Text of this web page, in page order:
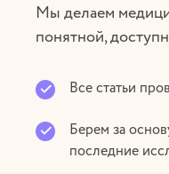
Мы делаем
понятной,
Все статьи
Берем за
последние